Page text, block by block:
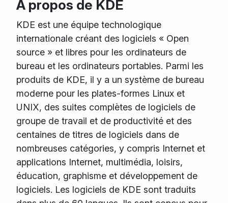
À propos de KDE
KDE est une équipe technologique
internationale créant des logiciels « Open
source » et libres pour les ordinateurs de
bureau et les ordinateurs portables. Parmi les
produits de KDE, il y a un système de bureau
moderne pour les plates-formes Linux et
UNIX, des suites complètes de logiciels de
groupe de travail et de productivité et des
centaines de titres de logiciels dans de
nombreuses catégories, y compris Internet et
applications Internet, multimédia, loisirs,
éducation, graphisme et développement de
logiciels. Les logiciels de KDE sont traduits